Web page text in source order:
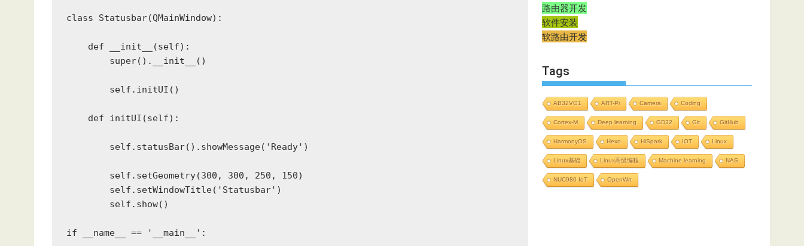
class Statusbar(QMainWindow):
    def __init__(self):
        super().__init__()
        self.initUI()
    def initUI(self):
        self.statusBar().showMessage('Ready')
        self.setGeometry(300, 300, 250, 150)
        self.setWindowTitle('Statusbar')
        self.show()
if __name__ == '__main__':
路由器开发
软件安装
软路由开发
Tags
AB32VG1 ART-Pi Camera Coding
Cortex-M Deep learning GD32 Git GitHub
HarmonyOS Hexo HiSpark IOT Linux
Linux基础 Linux高级编程 Machine learning NAS
NUC980 IoT OpenWrt